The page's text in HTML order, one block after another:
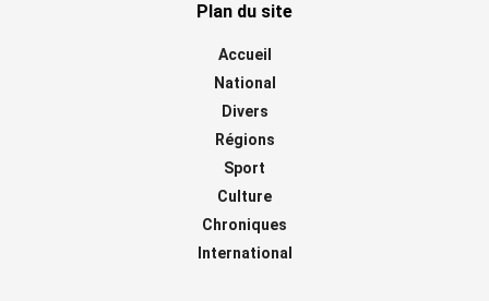
Plan du site
Accueil
National
Divers
Régions
Sport
Culture
Chroniques
International